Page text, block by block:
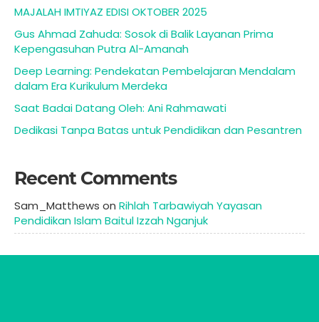
MAJALAH IMTIYAZ EDISI OKTOBER 2025
Gus Ahmad Zahuda: Sosok di Balik Layanan Prima
Kepengasuhan Putra Al-Amanah
Deep Learning: Pendekatan Pembelajaran Mendalam
dalam Era Kurikulum Merdeka
Saat Badai Datang Oleh: Ani Rahmawati
Dedikasi Tanpa Batas untuk Pendidikan dan Pesantren
Recent Comments
Sam_Matthews on Rihlah Tarbawiyah Yayasan
Pendidikan Islam Baitul Izzah Nganjuk